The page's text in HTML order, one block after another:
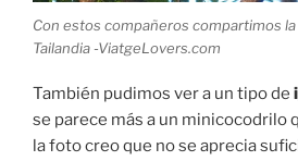
Con estos compañeros compartimos la
Tailandia -ViatgeLovers.com
También pudimos ver a un tipo de
se parece más a un minicocodrilo
la foto creo que no se aprecia